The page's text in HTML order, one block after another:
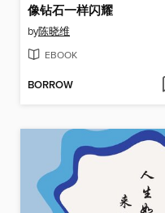
像钻石一样闪耀
by陈晓维
EBOOK
BORROW